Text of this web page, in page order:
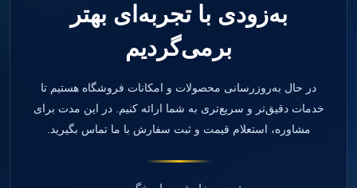
به‌زودی با تجربه‌ای بهتر
برمی‌گردیم
در حال به‌روزرسانی محصولات و امکانات فروشگاه هستیم تا
خدمات دقیق‌تر و سریع‌تری به شما ارائه کنیم. در این مدت برای
مشاوره، استعلام قیمت و ثبت سفارش با ما تماس بگیرید.
صفحه اصلی
دندانپزشکی
مواد ترمیمی
کامپوزیت
کامپوزیت فلو
اسید اچ
باندینگ
بلیچینگ